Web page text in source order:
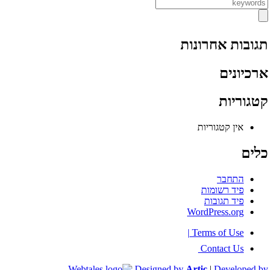
תגובות אחרונות
ארכיונים
קטגוריות
אין קטגוריות
כלים
התחבר
פיד רשומות
פיד תגובות
WordPress.org
Terms of Use
|
Contact Us